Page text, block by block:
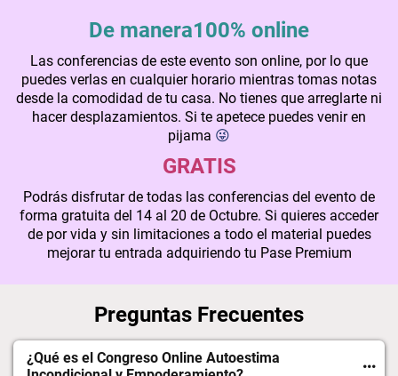
De manera100% online
Las conferencias de este evento son online, por lo que
puedes verlas en cualquier horario mientras tomas notas
desde la comodidad de tu casa. No tienes que arreglarte ni
hacer desplazamientos. Si te apetece puedes venir en
pijama 😜
GRATIS
Podrás disfrutar de todas las conferencias del evento de
forma gratuita del 14 al 20 de Octubre. Si quieres acceder
de por vida y sin limitaciones a todo el material puedes
mejorar tu entrada adquiriendo tu Pase Premium
Preguntas Frecuentes
¿Qué es el Congreso Online Autoestima